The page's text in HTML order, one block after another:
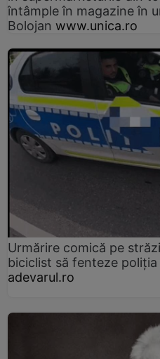
întâmple în magazine în
Bolojan www.unica.ro
Urmărire comică pe
biciclist să fenteze
adevarul.ro